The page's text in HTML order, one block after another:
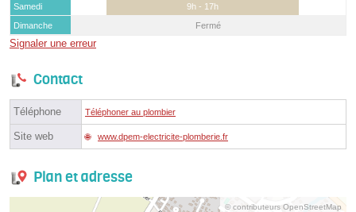
Samedi
9h - 17h
Dimanche
Fermé
Signaler une erreur
Contact
Téléphone Téléphoner au plombier
Site web www.dpem-electricite-plomberie.fr
Plan et adresse
© contributeurs OpenStreetMap